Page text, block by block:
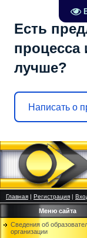
Есть
процесса
лучше?
Написать о
Главная|Регистрация|
Меню сайта
Сведения об
организации